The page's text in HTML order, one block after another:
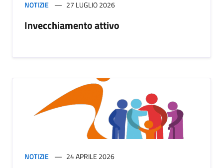
NOTIZIE 27 LUGLIO 2026
Invecchiamento attivo
NOTIZIE 24 APRILE 2026